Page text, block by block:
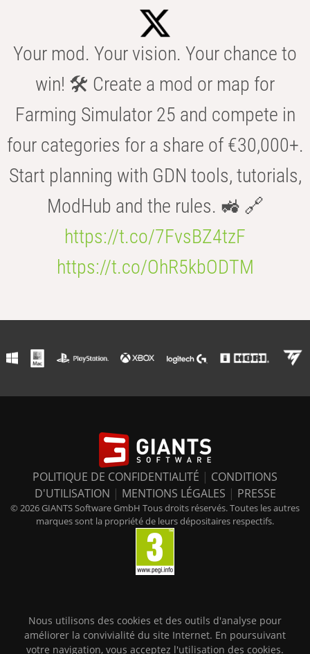
Your mod. Your vision. Your chance to
win! 🛠️ Create a mod or map for
Farming Simulator 25 and compete in
four categories for a share of €30,000+.
Start planning with GDN tools, tutorials,
ModHub and the rules. 🚜 🔗
https://t.co/7FvsBZ4tzF
https://t.co/OhR5kbODTM
POLITIQUE DE CONFIDENTIALITÉ | CONDITIONS
D'UTILISATION | MENTIONS LÉGALES | PRESSE
© 2026 GIANTS Software GmbH Tous droits réservés. Toutes les autres
marques sont la propriété de leurs dépositaires respectifs.
Nous utilisons des cookies et des outils d'analyse pour
améliorer la convivialité du site Internet. En poursuivant
votre navigation, vous acceptez l'utilisation des cookies.